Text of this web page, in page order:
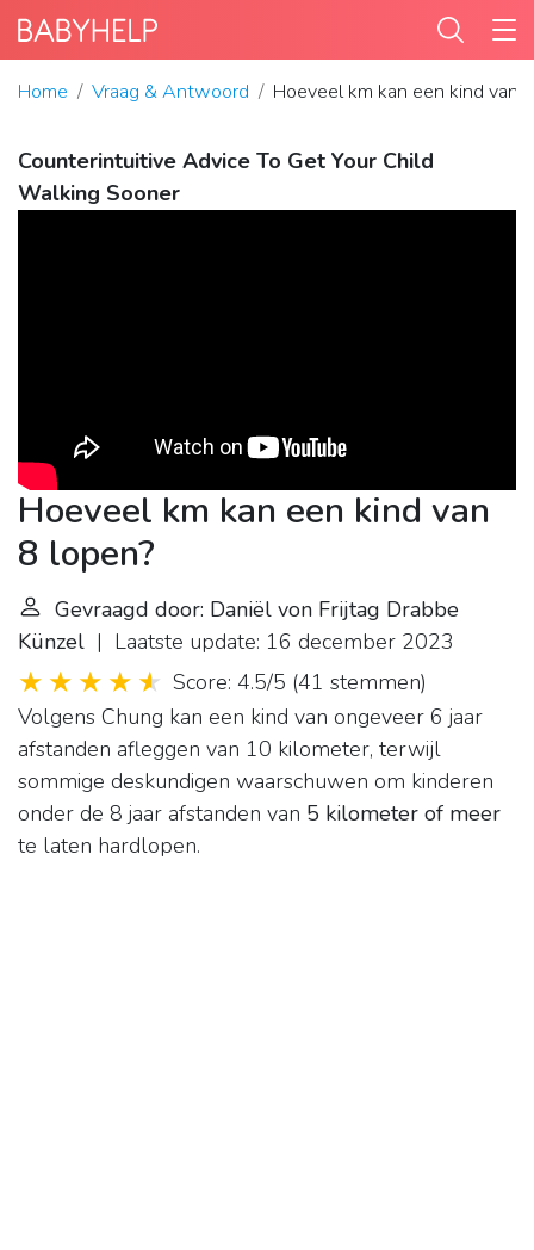
Home Vraag & Antwoord Hoeveel km kan een kind van
Counterintuitive Advice To Get Your Child
Walking Sooner
Hoeveel km kan een kind van
8 lopen?
Gevraagd door: Daniël von Frijtag Drabbe
Künzel | Laatste update: 16 december 2023
Score: 4.5/5 (41 stemmen)
Volgens Chung kan een kind van ongeveer 6 jaar
afstanden afleggen van 10 kilometer, terwijl
sommige deskundigen waarschuwen om kinderen
onder de 8 jaar afstanden van 5 kilometer of meer
te laten hardlopen.